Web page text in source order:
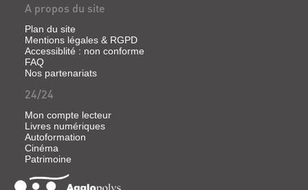
turc,
champion
de
lutte
Gülgül
est
contraint
de
fuir
pays.
est
chargé
d'une
mission
secrète
A propos du site
Plan du site
Mentions légales & RGPD
Accessiblité : non conforme
FAQ
Nos partenariats
24/24
Mon compte lecteur
Livres numériques
Autoformation
Cinéma
Patrimoine